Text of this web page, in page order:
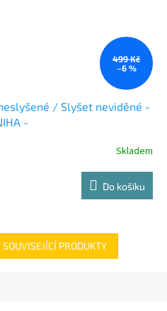
499 Kč
–6 %
/ Slyšet neviděné -
-
Skladem
Do košíku
PRODUKTY